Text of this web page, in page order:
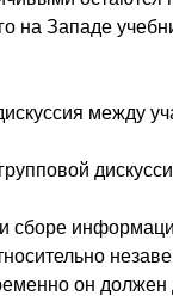
на Западе
между
сборе
он должен